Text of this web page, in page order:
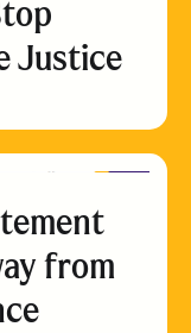
Justice
from